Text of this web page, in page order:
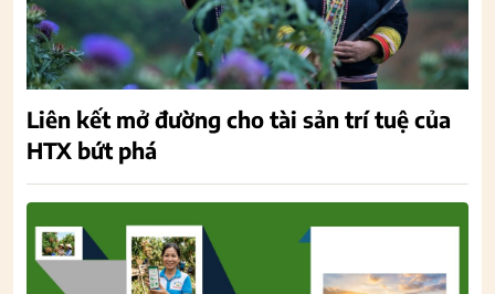
Liên kết mở đường cho tài sản trí tuệ của
HTX bứt phá